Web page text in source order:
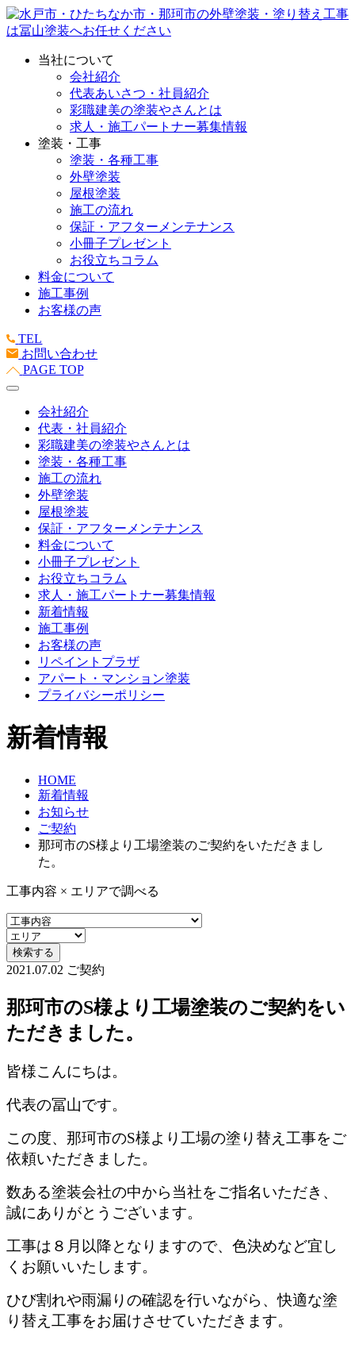
当社について
会社紹介
代表あいさつ・社員紹介
彩職建美の塗装やさんとは
求人・施工パートナー募集情報
塗装・工事
塗装・各種工事
外壁塗装
屋根塗装
施工の流れ
保証・アフターメンテナンス
小冊子プレゼント
お役立ちコラム
料金について
施工事例
お客様の声
TEL
お問い合わせ
PAGE TOP
会社紹介
代表・社員紹介
彩職建美の塗装やさんとは
塗装・各種工事
施工の流れ
外壁塗装
屋根塗装
保証・アフターメンテナンス
料金について
小冊子プレゼント
お役立ちコラム
求人・施工パートナー募集情報
新着情報
施工事例
お客様の声
リペイントプラザ
アパート・マンション塗装
プライバシーポリシー
新着情報
HOME
新着情報
お知らせ
ご契約
那珂市のS様より工場塗装のご契約をいただきまし
た。
工事内容 × エリアで調べる
2021.07.02 ご契約
那珂市のS様より工場塗装のご契約をい
ただきました。
皆様こんにちは。
代表の冨山です。
この度、那珂市のS様より工場の塗り替え工事をご
依頼いただきました。
数ある塗装会社の中から当社をご指名いただき、
誠にありがとうございます。
工事は８月以降となりますので、色決めなど宜し
くお願いいたします。
ひび割れや雨漏りの確認を行いながら、快適な塗
り替え工事をお届けさせていただきます。